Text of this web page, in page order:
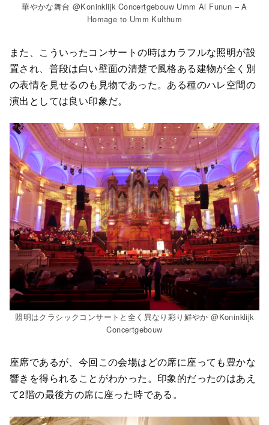
華やかな舞台 @Koninklijk Concertgebouw Umm Al Funun – A
Homage to Umm Kulthum
また、こういったコンサートの時はカラフルな照明が設
置され、普段は白い壁面の清楚で風格ある建物が全く別
の表情を見せるのも見物であった。ある種のハレ空間の
演出としては良い印象だ。
照明はクラシックコンサートと全く異なり彩り鮮やか @Koninklijk
Concertgebouw
座席であるが、今回この会場はどの席に座っても豊かな
響きを得られることがわかった。印象的だったのはあえ
て2階の最後方の席に座った時である。